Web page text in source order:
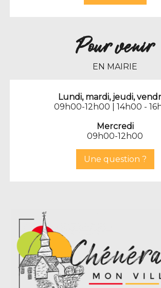
Pour venir
EN MAIRIE
Lundi, mardi, jeudi,
09h00-12h00 | 14h00 -
Mercredi
09h00-12h00
Une question ?